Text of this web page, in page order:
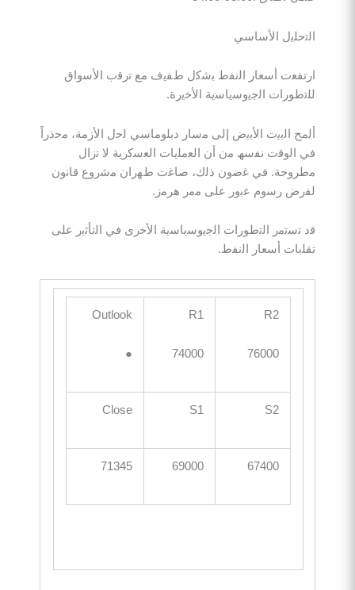
اﻷﺳﺎﺳﻲ
أﺳﻌﺎر اﻟﻧﻔط ﺑﺷﻛل طﻔﯾف ﻣﻊ ﺗرﻗب اﻷﺳواق
اﻟﺟﯾوﺳﯾﺎﺳﯾﺔ اﻷﺧﯾرة.
اﻟﺑﯾت اﻷﺑﯾض إﻟﻰ ﻣﺳﺎر دﺑﻠوﻣﺎﺳﻲ ﻟﺣل اﻷزﻣﺔ، ﻣﺣذراً
ﻧﻔﺳﮫ ﻣن أن اﻟﻌﻣﻠﯾﺎت اﻟﻌﺳﻛرﯾﺔ ﻻ ﺗزال
ﻓﻲ ﻏﺿون ذﻟك، ﺻﺎﻏت طﮭران ﻣﺷروع ﻗﺎﻧون
رﺳوم ﻋﺑور ﻋﻠﻰ ﻣﻣر ھرﻣز.
اﻟﺗطورات اﻟﺟﯾوﺳﯾﺎﺳﯾﺔ اﻷﺧرى ﻓﻲ اﻟﺗﺄﺛﯾر ﻋﻠﻰ
أﺳﻌﺎر اﻟﻧﻔط.
R1
74000
Outlook
●
S1
Close
69000
71345